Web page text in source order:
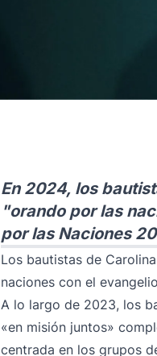
En 2024, los
"orando por las
por las Naciones
Los bautistas de
naciones con el
A lo largo de 2023, los
«en misión juntos»
centrada en los grupos